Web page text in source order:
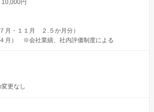
円
月・１１月 ２.５か月分）
月） ※会社業績、社内評価制度による
更なし